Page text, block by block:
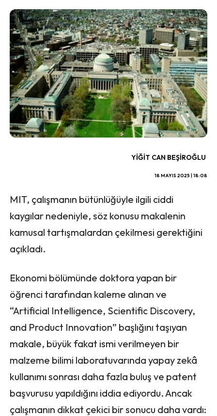
YIĞIT CAN BEŞIROĞLU
18 MAYIS 2025 | 18:08
MIT, çalışmanın bütünlüğüyle ilgili ciddi
kaygılar nedeniyle, söz konusu makalenin
kamusal tartışmalardan çekilmesi gerektiğini
açıkladı.
Ekonomi bölümünde doktora yapan bir
öğrenci tarafından kaleme alınan ve
“Artificial Intelligence, Scientific Discovery,
and Product Innovation” başlığını taşıyan
makale, büyük fakat ismi verilmeyen bir
malzeme bilimi laboratuvarında yapay zekâ
kullanımı sonrası daha fazla buluş ve patent
başvurusu yapıldığını iddia ediyordu. Ancak
çalışmanın dikkat çekici bir sonucu daha vardı: